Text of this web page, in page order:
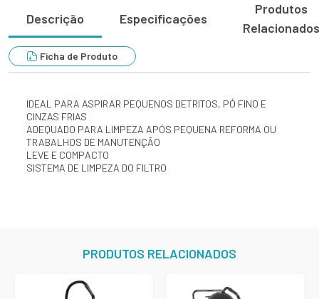
Descrição Especificações
Produtos
Relacionados
Ficha de Produto
IDEAL PARA ASPIRAR PEQUENOS DETRITOS, PÓ FINO E
CINZAS FRIAS
ADEQUADO PARA LIMPEZA APÓS PEQUENA REFORMA OU
TRABALHOS DE MANUTENÇÃO
LEVE E COMPACTO
SISTEMA DE LIMPEZA DO FILTRO
PRODUTOS RELACIONADOS